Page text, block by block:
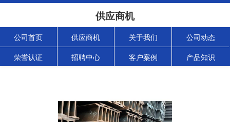
供应商机
公司首页 供应商机 关于我们 公司动态
荣誉认证 招聘中心 客户案例 产品知识